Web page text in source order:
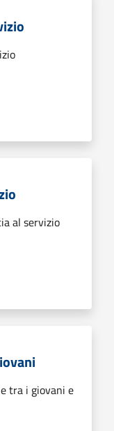
al servizio
tra i giovani e